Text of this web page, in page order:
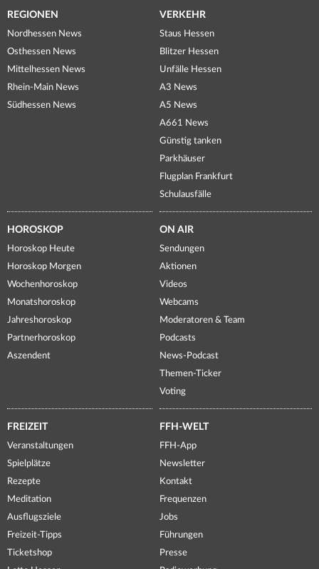
REGIONEN
Nordhessen News
Osthessen News
Mittelhessen News
Rhein-Main News
Südhessen News
VERKEHR
Staus Hessen
Blitzer Hessen
Unfälle Hessen
A3 News
A5 News
A661 News
Günstig tanken
Parkhäuser
Flugplan Frankfurt
Schulausfälle
HOROSKOP
Horoskop Heute
Horoskop Morgen
Wochenhoroskop
Monatshoroskop
Jahreshoroskop
Partnerhoroskop
Aszendent
ON AIR
Sendungen
Aktionen
Videos
Webcams
Moderatoren & Team
Podcasts
News-Podcast
Themen-Ticker
Voting
FREIZEIT
Veranstaltungen
Spielplätze
Rezepte
Meditation
Ausflugsziele
Freizeit-Tipps
Ticketshop
FFH-WELT
FFH-App
Newsletter
Kontakt
Frequenzen
Jobs
Führungen
Presse